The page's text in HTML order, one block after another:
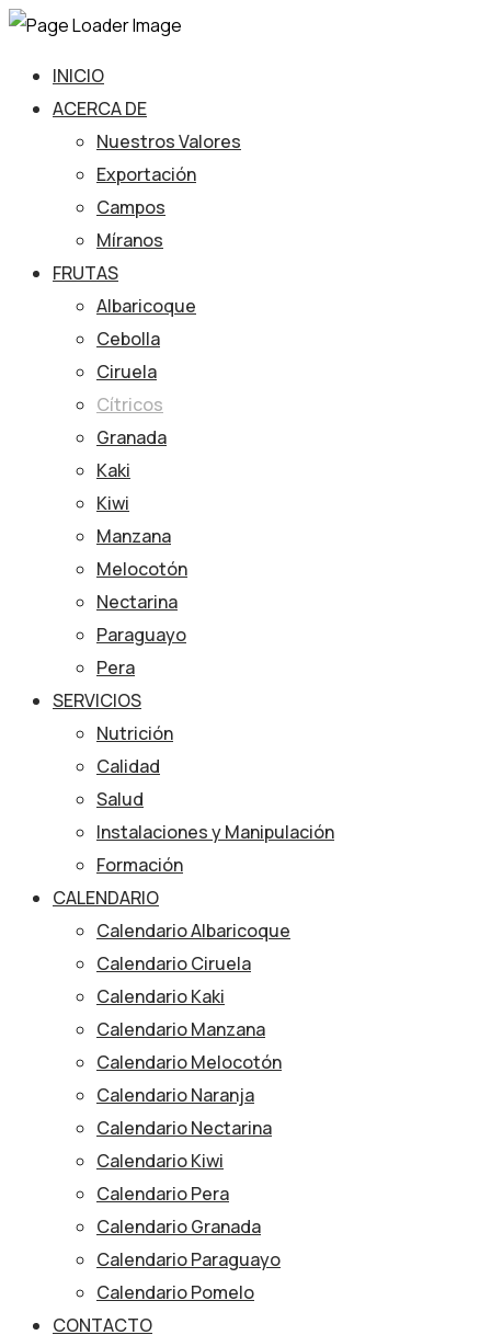
INICIO
ACERCA DE
Nuestros Valores
Exportación
Campos
Míranos
FRUTAS
Albaricoque
Cebolla
Ciruela
Cítricos
Granada
Kaki
Kiwi
Manzana
Melocotón
Nectarina
Paraguayo
Pera
SERVICIOS
Nutrición
Calidad
Salud
Instalaciones y Manipulación
Formación
CALENDARIO
Calendario Albaricoque
Calendario Ciruela
Calendario Kaki
Calendario Manzana
Calendario Melocotón
Calendario Naranja
Calendario Nectarina
Calendario Kiwi
Calendario Pera
Calendario Granada
Calendario Paraguayo
Calendario Pomelo
CONTACTO